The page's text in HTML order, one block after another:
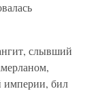
слывший
империи, бил